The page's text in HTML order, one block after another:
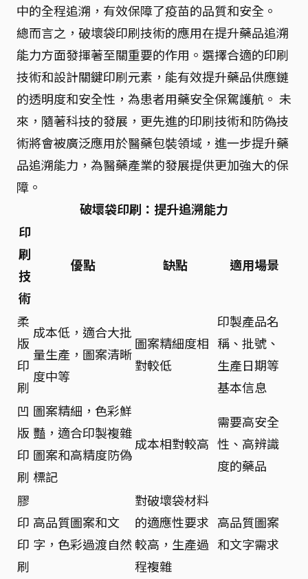
中的全程追溯，有效保障了疫苗的品質和安全。
總而言之，破壞袋印刷技術的應用在提升藥品追溯
能力方面發揮著至關重要的作用。選擇合適的印刷
技術和設計關鍵印刷元素，能有效提升藥品供應鏈
的透明度和安全性，為患者用藥安全保駕護航。 未
來，隨著科技的發展，更先進的印刷技術和防偽技
術將會被廣泛應用於醫藥包裝領域，進一步提升藥
品追溯能力，為醫藥產業的發展提供更加強大的保
障。
破壞袋印刷：提升追溯能力
印
刷
技
術
優點 缺點 適用場景
柔
版
印
刷
成本低，適合大批
量生產，圖案清晰
度中等
圖案精細度相
對較低
印製產品名
稱、批號、
生產日期等
基本信息
凹
版
印
刷
圖案精細，色彩鮮
豔，適合印製複雜
圖案和高精度防偽
標記
成本相對較高
需要高安全
性、高辨識
度的藥品
膠
印
印
刷
高品質圖案和文
字，色彩過渡自然
對破壞袋材料
的適應性要求
較高，生產過
程複雜
高品質圖案
和文字需求